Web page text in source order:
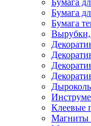
Бумага
Бумага
Бумага
Клеевые
Магниты